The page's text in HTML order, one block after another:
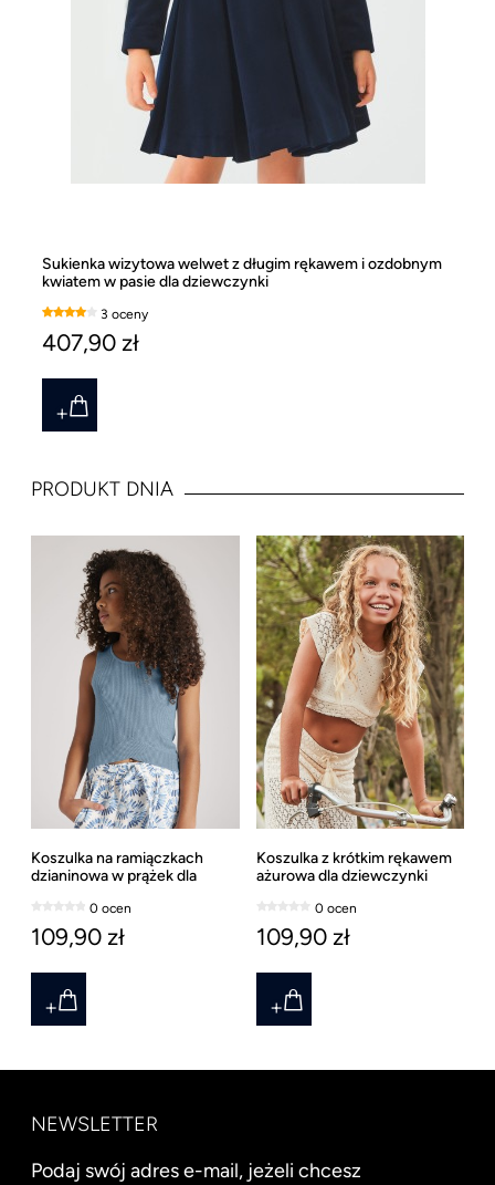
Sukienka wizytowa welwet z długim rękawem i ozdobnym
kwiatem w pasie dla dziewczynki
3 oceny
407,90 zł
PRODUKT DNIA
Koszulka na ramiączkach
dzianinowa w prążek dla
rozmiar 1570 ocen
109,90 zł
Koszulka z krótkim rękawem
ażurowa dla dziewczynki
0 ocen
109,90 zł
NEWSLETTER
Podaj swój adres e-mail, jeżeli chcesz